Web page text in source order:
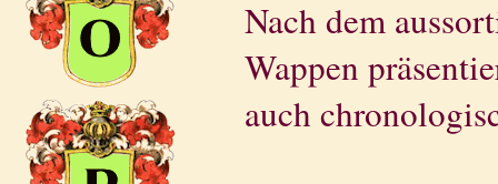
Nach dem
Wappen
auch